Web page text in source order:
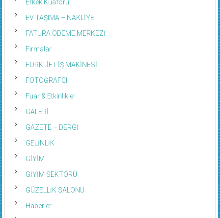
Erkek Kuaförü
EV TAŞIMA – NAKLİYE
FATURA ÖDEME MERKEZİ
Firmalar
FORKLİFT-İŞ MAKİNESİ
FOTOĞRAFÇI
Fuar & Etkinlikler
GALERİ
GAZETE – DERGİ
GELİNLİK
GİYİM
GİYİM SEKTÖRÜ
GÜZELLİK SALONU
Haberler